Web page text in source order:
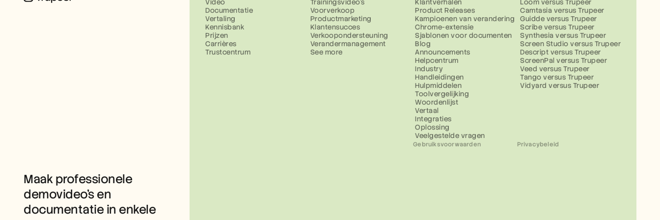
Maak professionele
demovideo’s en
documentatie in enkele
Video
Documentatie
Vertaling
Kennisbank
Prijzen
Carrières
Trustcentrum
Trainingsvideo's
Voorverkoop
Productmarketing
Klantensucces
Verkoopondersteuning
Verandermanagement
See more
Klantverhalen
Product Releases
Kampioenen van verandering
Chrome-extensie
Sjablonen voor documenten
Blog
Announcements
Helpcentrum
Industry
Handleidingen
Hulpmiddelen
Toolvergelijking
Woordenlijst
Vertaal
Integraties
Oplossing
Veelgestelde vragen
Loom versus Trupeer
Camtasia versus Trupeer
Guidde versus Trupeer
Scribe versus Trupeer
Synthesia versus Trupeer
Screen Studio versus Trupeer
Descript versus Trupeer
ScreenPal versus Trupeer
Veed versus Trupeer
Tango versus Trupeer
Vidyard versus Trupeer
Gebruiksvoorwaarden Privacybeleid